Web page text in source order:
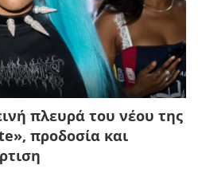
πλευρά του νέου της
προδοσία και